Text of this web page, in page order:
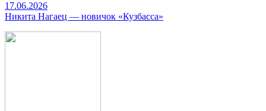
17.06.2026
Никита Нагаец — новичок «Кузбасса»